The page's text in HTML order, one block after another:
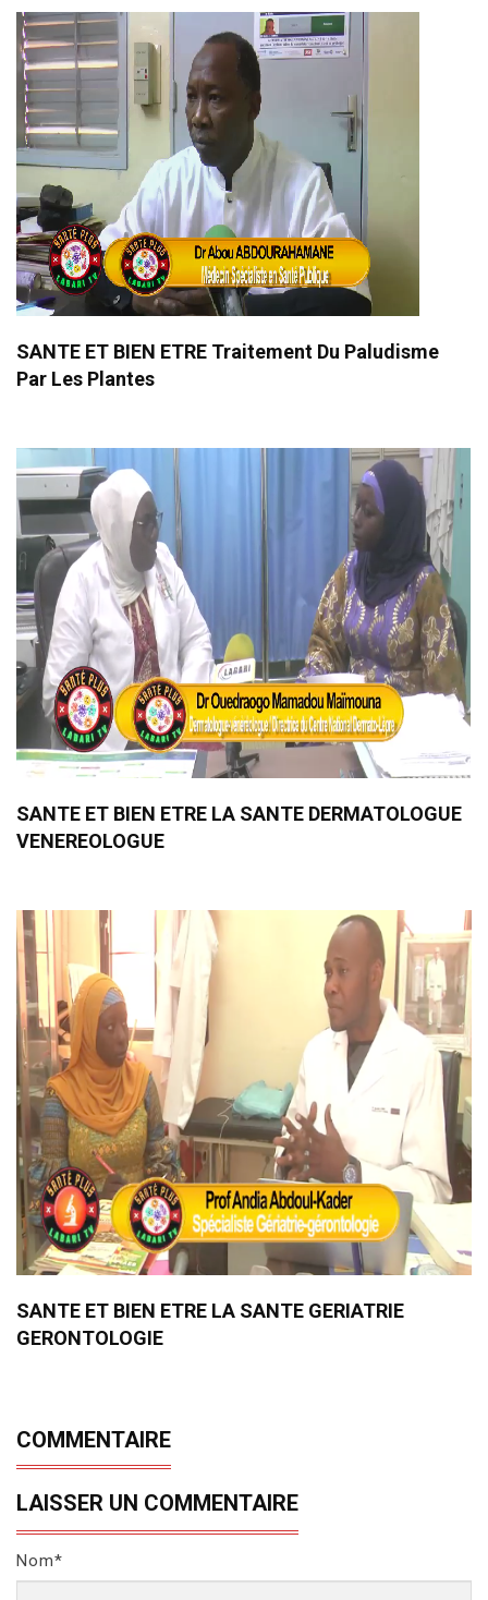
SANTE ET BIEN ETRE Traitement Du Paludisme
Par Les Plantes
SANTE ET BIEN ETRE LA SANTE DERMATOLOGUE
VENEREOLOGUE
SANTE ET BIEN ETRE LA SANTE GERIATRIE
GERONTOLOGIE
COMMENTAIRE
LAISSER UN COMMENTAIRE
Nom*